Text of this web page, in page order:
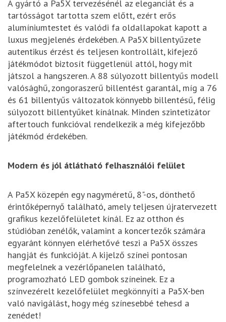
A gyártó a Pa5X tervezésénél az eleganciát és a
tartósságot tartotta szem előtt, ezért erős
alumíniumtestet és valódi fa oldallapokat kapott a
luxus megjelenés érdekében. A Pa5X billentyűzete
autentikus érzést és teljesen kontrollált, kifejező
játékmódot biztosít függetlenül attól, hogy mit
játszol a hangszeren. A 88 súlyozott billentyűs modell
valósághű, zongoraszerű billentést garantál, míg a 76
és 61 billentyűs változatok könnyebb billentésű, félig
súlyozott billentyűket kínálnak. Minden szintetizátor
aftertouch funkcióval rendelkezik a még kifejezőbb
játékmód érdekében.
Modern és jól átlátható felhasználói felület
A Pa5X közepén egy nagyméretű, 8"-os, dönthető
érintőképernyő található, amely teljesen újratervezett
grafikus kezelőfelületet kínál. Ez az otthon és
stúdióban zenélők, valamint a koncertezők számára
egyaránt könnyen elérhetővé teszi a Pa5X összes
hangját és funkcióját. A kijelző színei pontosan
megfelelnek a vezérlőpanelen található,
programozható LED gombok színeinek. Ez a
színvezérelt kezelőfelület megkönnyíti a Pa5X-ben
való navigálást, hogy még színesebbé tehesd a
zenédet!